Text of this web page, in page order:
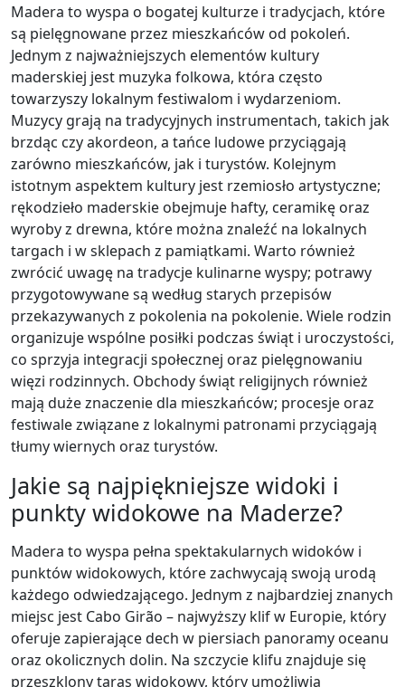
Madera to wyspa o bogatej kulturze i tradycjach, które
są pielęgnowane przez mieszkańców od pokoleń.
Jednym z najważniejszych elementów kultury
maderskiej jest muzyka folkowa, która często
towarzyszy lokalnym festiwalom i wydarzeniom.
Muzycy grają na tradycyjnych instrumentach, takich jak
brzdąc czy akordeon, a tańce ludowe przyciągają
zarówno mieszkańców, jak i turystów. Kolejnym
istotnym aspektem kultury jest rzemiosło artystyczne;
rękodzieło maderskie obejmuje hafty, ceramikę oraz
wyroby z drewna, które można znaleźć na lokalnych
targach i w sklepach z pamiątkami. Warto również
zwrócić uwagę na tradycje kulinarne wyspy; potrawy
przygotowywane są według starych przepisów
przekazywanych z pokolenia na pokolenie. Wiele rodzin
organizuje wspólne posiłki podczas świąt i uroczystości,
co sprzyja integracji społecznej oraz pielęgnowaniu
więzi rodzinnych. Obchody świąt religijnych również
mają duże znaczenie dla mieszkańców; procesje oraz
festiwale związane z lokalnymi patronami przyciągają
tłumy wiernych oraz turystów.
Jakie są najpiękniejsze widoki i
punkty widokowe na Maderze?
Madera to wyspa pełna spektakularnych widoków i
punktów widokowych, które zachwycają swoją urodą
każdego odwiedzającego. Jednym z najbardziej znanych
miejsc jest Cabo Girão – najwyższy klif w Europie, który
oferuje zapierające dech w piersiach panoramy oceanu
oraz okolicznych dolin. Na szczycie klifu znajduje się
przeszklony taras widokowy, który umożliwia